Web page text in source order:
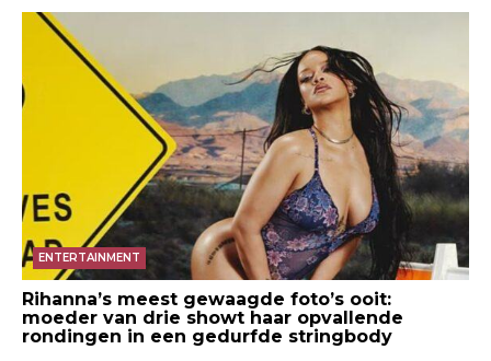
ENTERTAINMENT
Rihanna’s meest gewaagde foto’s ooit:
moeder van drie showt haar opvallende
rondingen in een gedurfde stringbody